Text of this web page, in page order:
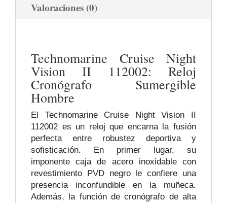
Valoraciones (0)
Technomarine Cruise Night
Vision II 112002: Reloj
Cronógrafo Sumergible
Hombre
El Technomarine Cruise Night Vision II
112002 es un reloj que encarna la fusión
perfecta entre robustez deportiva y
sofisticación. En primer lugar, su
imponente caja de acero inoxidable con
revestimiento PVD negro le confiere una
presencia inconfundible en la muñeca.
Además, la función de cronógrafo de alta